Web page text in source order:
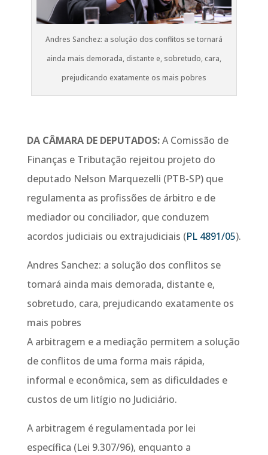
Andres Sanchez: a solução dos conflitos se tornará
ainda mais demorada, distante e, sobretudo, cara,
prejudicando exatamente os mais pobres
DA CÂMARA DE DEPUTADOS:A Comissão de
Finanças e Tributação rejeitou projeto do
deputado Nelson Marquezelli (PTB-SP) que
regulamenta as profissões de árbitro e de
mediador ou conciliador, que conduzem
acordos judiciais ou extrajudiciais (PL 4891/05).
Andres Sanchez: a solução dos conflitos se
tornará ainda mais demorada, distante e,
sobretudo, cara, prejudicando exatamente os
mais pobres
A arbitragem e a mediação permitem a solução
de conflitos de uma forma mais rápida,
informal e econômica, sem as dificuldades e
custos de um litígio no Judiciário.
A arbitragem é regulamentada por lei
específica (Lei 9.307/96), enquanto a